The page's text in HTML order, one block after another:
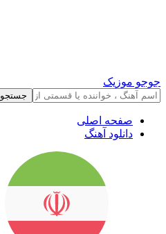
جوجو موزیک
جستجو
صفحه اصلی
دانلود آهنگ